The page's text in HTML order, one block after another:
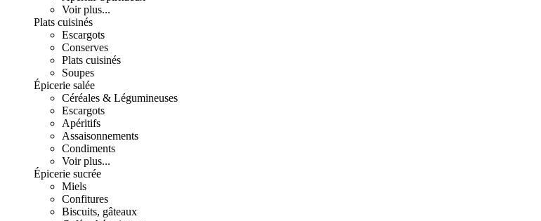
Voir plus...
Plats cuisinés
Escargots
Conserves
Plats cuisinés
Soupes
Épicerie salée
Céréales & Légumineuses
Escargots
Apéritifs
Assaisonnements
Condiments
Voir plus...
Épicerie sucrée
Miels
Confitures
Biscuits, gâteaux